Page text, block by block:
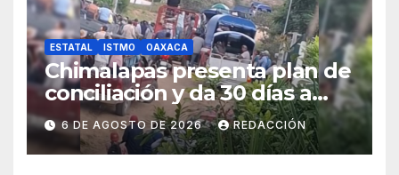
ESTATAL ISTMO OAXACA
Chimalapas presenta plan de
conciliación y da 30 días a
ejidos chiapanecos para
definir situación territorial
6 DE AGOSTO DE 2026 REDACCIÓN